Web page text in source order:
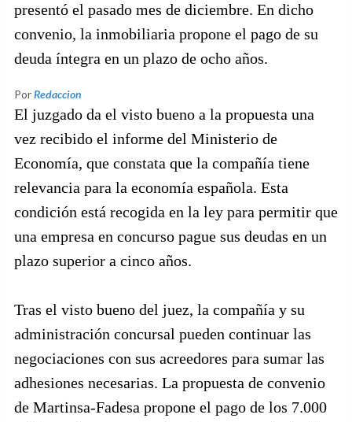
presentó el pasado mes de diciembre. En dicho
convenio, la inmobiliaria propone el pago de su
deuda íntegra en un plazo de ocho años.
PorRedaccion
El juzgado da el visto bueno a la propuesta una
vez recibido el informe del Ministerio de
Economía, que constata que la compañía tiene
relevancia para la economía española. Esta
condición está recogida en la ley para permitir que
una empresa en concurso pague sus deudas en un
plazo superior a cinco años.
Tras el visto bueno del juez, la compañía y su
administración concursal pueden continuar las
negociaciones con sus acreedores para sumar las
adhesiones necesarias. La propuesta de convenio
de Martinsa-Fadesa propone el pago de los 7.000